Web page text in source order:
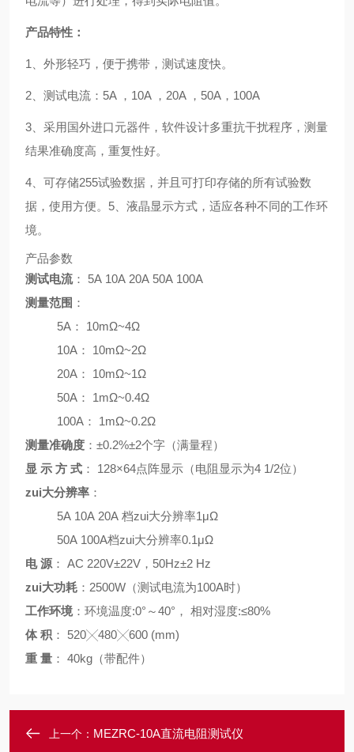
产品特性：
1、外形轻巧，便于携带，测试速度快。
2、测试电流：5A ，10A ，20A ，50A，100A
3、采用国外进口元器件，软件设计多重抗干扰程序，测量
结果准确度高，重复性好。
4、 可存储255试验数据，并且可打印存储的所有试验数
据，使用方便。5、液晶显示方式，适应各种不同的工作环
境。
产品参数
测试电流： 5A 10A 20A 50A 100A
测量范围 ：
5A ： 10mΩ~4Ω
10A ： 10mΩ~2Ω
20A ： 10mΩ~1Ω
50A ： 1mΩ~0.4Ω
100A ： 1mΩ~0.2Ω
测量准确度 ： ±0.2%±2个字（满量程）
显 示 方 式 ： 128×64点阵显示（电阻显示为4 1/2位）
zui大分辨率 ：
5A 10A 20A 档zui大分辨率1μΩ
50A 100A档zui大分辨率0.1μΩ
电 源 ： AC 220V±22V ， 50Hz±2 Hz
zui大功耗 ： 2500W （测试电流为100A时）
工作环境：环境温度:0° ～40° ， 相对湿度:≤80%
体 积 ： 520╳480╳600 (mm)
重 量 ： 40kg （带配件）
上一个： MEZRC-10A直流电阻测试仪